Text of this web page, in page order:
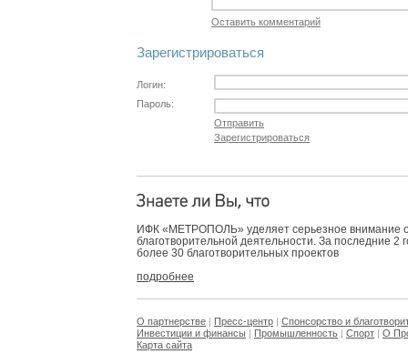
Оставить комментарий
Зарегистрироваться
Логин:
Пароль:
Отправить
Зарегистрироваться
ИФК «МЕТРОПОЛЬ» уделяет серьезное внимание
благотворительной деятельности. За последние 2
более 30 благотворительных проектов
подробнее
О партнерстве | Пресс-центр | Спонсорство и
Инвестиции и финансы | Промышленность | Спорт | О
Карта сайта